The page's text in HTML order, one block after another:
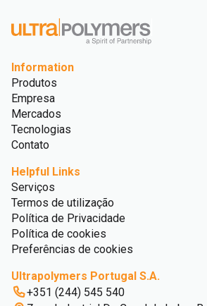
Information
Produtos
Empresa
Mercados
Tecnologias
Contato
Helpful Links
Serviços
Termos de utilização
Política de Privacidade
Política de cookies
Preferências de cookies
Ultrapolymers Portugal S.A.
+351 (244) 545 540